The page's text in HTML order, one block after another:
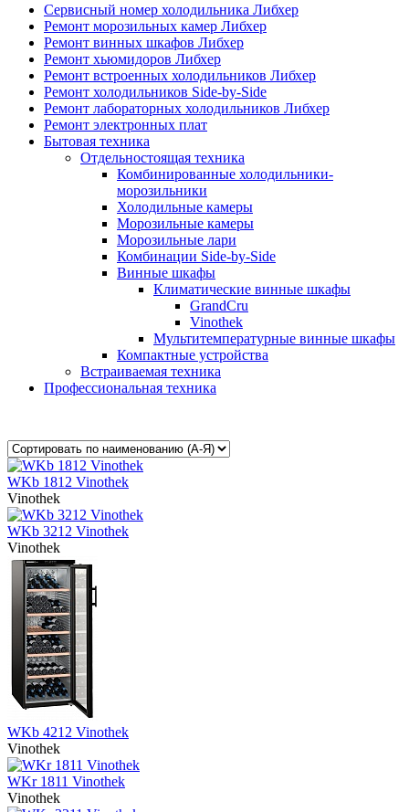
Сервисный номер холодильника Либхер
Ремонт морозильных камер Либхер
Ремонт винных шкафов Либхер
Ремонт хьюмидоров Либхер
Ремонт встроенных холодильников Либхер
Ремонт холодильников Side-by-Side
Ремонт лабораторных холодильников Либхер
Ремонт электронных плат
Бытовая техника
Отдельностоящая техника
Комбинированные холодильники-
морозильники
Холодильные камеры
Морозильные камеры
Морозильные лари
Комбинации Side-by-Side
Винные шкафы
Климатические винные шкафы
GrandCru
Vinothek
Мультитемпературные винные шкафы
Компактные устройства
Встраиваемая техника
Профессиональная техника
WKb 1812 Vinothek
Vinothek
WKb 3212 Vinothek
Vinothek
WKb 4212 Vinothek
Vinothek
WKr 1811 Vinothek
Vinothek